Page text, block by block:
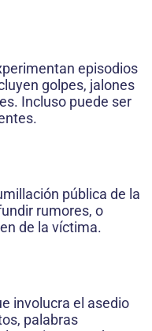
episodios
golpes, jalones
Incluso puede ser
pública de la
rumores, o
de la víctima.
involucra el asedio
palabras